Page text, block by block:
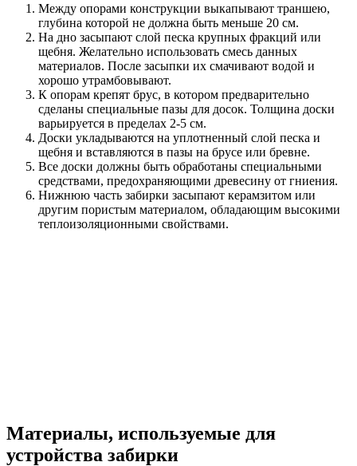
Между опорами конструкции выкапывают траншею,
глубина которой не должна быть меньше 20 см.
На дно засыпают слой песка крупных фракций или
щебня. Желательно использовать смесь данных
материалов. После засыпки их смачивают водой и
хорошо утрамбовывают.
К опорам крепят брус, в котором предварительно
сделаны специальные пазы для досок. Толщина доски
варьируется в пределах 2-5 см.
Доски укладываются на уплотненный слой песка и
щебня и вставляются в пазы на брусе или бревне.
Все доски должны быть обработаны специальными
средствами, предохраняющими древесину от гниения.
Нижнюю часть забирки засыпают керамзитом или
другим пористым материалом, обладающим высокими
теплоизоляционными свойствами.
Материалы, используемые для
устройства забирки